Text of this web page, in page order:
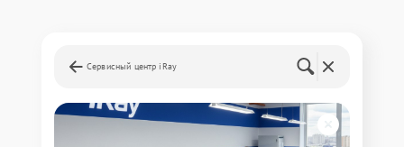
Сервисный центр iRay